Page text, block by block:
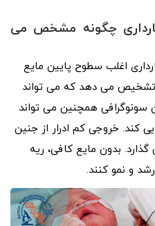
چگونه مشخص می
اغلب سطوح پایین مایع
تشخیص می دهد که می تواند
سونوگرافی همچنین می تواند
کند. خروجی کم ادرار از جنین
گذارد. بدون مایع کافی، ریه
و نمو کنند.